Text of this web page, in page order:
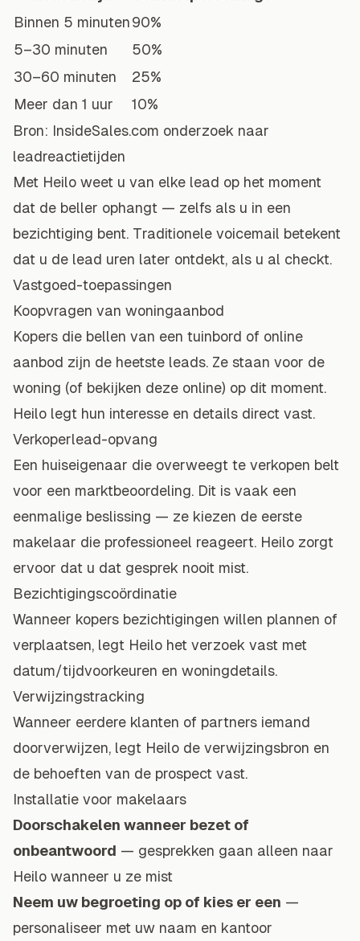
Binnen 5 minuten90%
5–30 minuten
50%
30–60 minuten
25%
Meer dan 1 uur
10%
Bron: InsideSales.com onderzoek naar
leadreactietijden
Met Heilo weet u van elke lead op het moment
dat de beller ophangt — zelfs als u in een
bezichtiging bent. Traditionele voicemail betekent
dat u de lead uren later ontdekt, als u al checkt.
Vastgoed-toepassingen
Koopvragen van woningaanbod
Kopers die bellen van een tuinbord of online
aanbod zijn de heetste leads. Ze staan voor de
woning (of bekijken deze online) op dit moment.
Heilo legt hun interesse en details direct vast.
Verkoperlead-opvang
Een huiseigenaar die overweegt te verkopen belt
voor een marktbeoordeling. Dit is vaak een
eenmalige beslissing — ze kiezen de eerste
makelaar die professioneel reageert. Heilo zorgt
ervoor dat u dat gesprek nooit mist.
Bezichtigingscoördinatie
Wanneer kopers bezichtigingen willen plannen of
verplaatsen, legt Heilo het verzoek vast met
datum/tijdvoorkeuren en woningdetails.
Verwijzingstracking
Wanneer eerdere klanten of partners iemand
doorverwijzen, legt Heilo de verwijzingsbron en
de behoeften van de prospect vast.
Installatie voor makelaars
Doorschakelen wanneer bezet of
onbeantwoord — gesprekken gaan alleen naar
Heilo wanneer u ze mist
Neem uw begroeting op of kies er een —
personaliseer met uw naam en kantoor